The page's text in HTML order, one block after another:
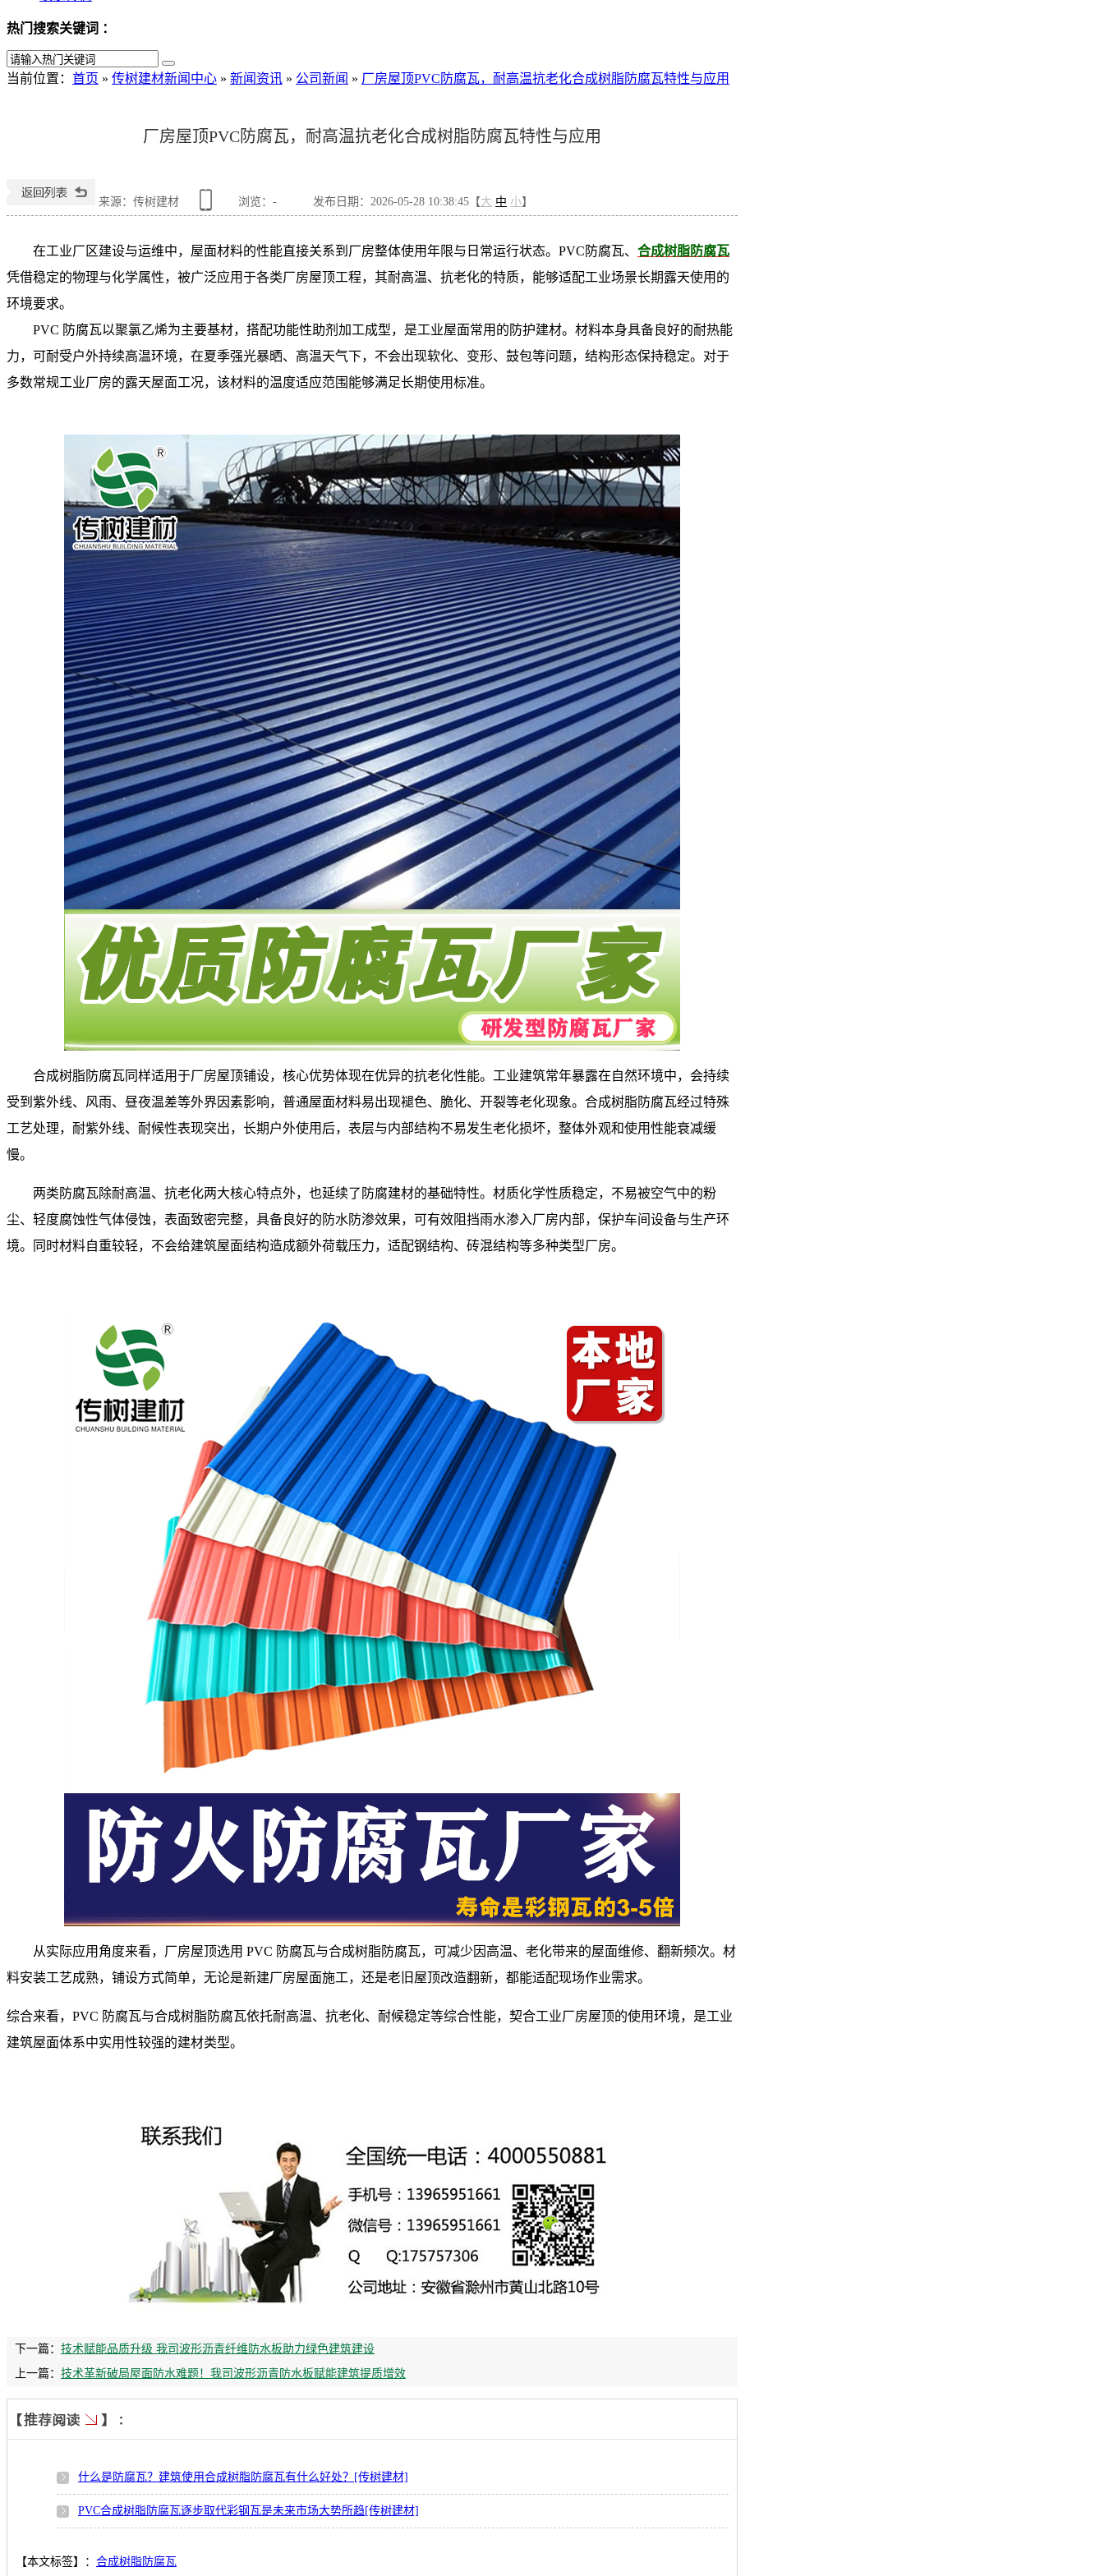
热门搜索关键词 ：
当前位置 ： 首页 » 传树建材新闻中心 » 新闻资讯 » 公司新闻 » 厂房屋顶PVC防腐瓦，耐高温抗老化合成树脂防腐瓦特性与应用
厂房屋顶PVC防腐瓦，耐高温抗老化合成树脂防腐瓦特性与应用
来源：传树建材 浏览： - 发布日期：2026-05-28 10:38:45【大 中 小】
在工业厂区建设与运维中，屋面材料的性能直接关系到厂房整体使用年限与日常运行状态。 PVC防腐瓦、 合成树脂防腐瓦
凭借稳定的物理与化学属性，被广泛应用于各类厂房屋顶工程，其耐高温、抗老化的特质，能够适配工业场景长期露天使用的
环境要求。
PVC 防腐瓦以聚氯乙烯为主要基材，搭配功能性助剂加工成型，是工业屋面常用的防护建材。材料本身具备良好的耐热能
力，可耐受户外持续高温环境，在夏季强光暴晒、高温天气下，不会出现软化、变形、鼓包等问题，结构形态保持稳定。对于
多数常规工业厂房的露天屋面工况，该材料的温度适应范围能够满足长期使用标准。
合成树脂防腐瓦同样适用于厂房屋顶铺设，核心优势体现在优异的抗老化性能。工业建筑常年暴露在自然环境中，会持续
受到紫外线、风雨、昼夜温差等外界因素影响，普通屋面材料易出现褪色、脆化、开裂等老化现象。合成树脂防腐瓦经过特殊
工艺处理，耐紫外线、耐候性表现突出，长期户外使用后，表层与内部结构不易发生老化损坏，整体外观和使用性能衰减缓
慢。
两类防腐瓦除耐高温、抗老化两大核心特点外，也延续了防腐建材的基础特性。材质化学性质稳定，不易被空气中的粉
尘、轻度腐蚀性气体侵蚀，表面致密完整，具备良好的防水防渗效果，可有效阻挡雨水渗入厂房内部，保护车间设备与生产环
境。同时材料自重较轻，不会给建筑屋面结构造成额外荷载压力，适配钢结构、砖混结构等多种类型厂房。
从实际应用角度来看，厂房屋顶选用 PVC 防腐瓦与合成树脂防腐瓦，可减少因高温、老化带来的屋面维修、翻新频次。材
料安装工艺成熟，铺设方式简单，无论是新建厂房屋面施工，还是老旧屋顶改造翻新，都能适配现场作业需求。
综合来看， PVC 防腐瓦与合成树脂防腐瓦依托耐高温、抗老化、耐候稳定等综合性能，契合工业厂房屋顶的使用环境，是工业
建筑屋面体系中实用性较强的建材类型。
下一篇： 技术赋能品质升级 我司波形沥青纤维防水板助力绿色建筑建设
上一篇： 技术革新破局屋面防水难题！我司波形沥青防水板赋能建筑提质增效
什么是防腐瓦？建筑使用合成树脂防腐瓦有什么好处？[传树建材]
PVC合成树脂防腐瓦逐步取代彩钢瓦是未来市场大势所趋[传树建材]
【本文标签】： 合成树脂防腐瓦